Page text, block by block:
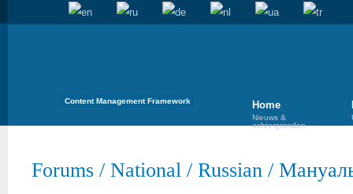
Content Management Framework Home
Nieuws &
achtergronden
Forums / National / Russian /